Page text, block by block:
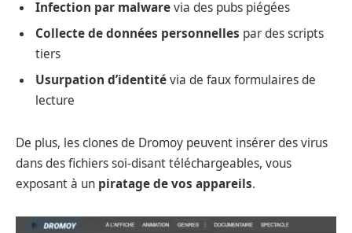
Infection par malwarevia des pubs piégées
Collecte de données personnelles par des scripts
tiers
Usurpation d’identitévia de faux formulaires de
lecture
De plus, les clones de Dromoy peuvent insérer des virus
dans des fichiers soi-disant téléchargeables, vous
exposant à un piratage de vos appareils.